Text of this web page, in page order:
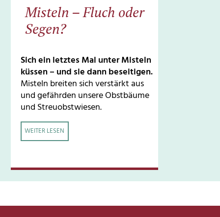
Misteln – Fluch oder
Segen?
Sich ein letztes Mal unter Misteln
küssen – und sie dann beseitigen.
Misteln breiten sich verstärkt aus
und gefährden unsere Obstbäume
und Streuobstwiesen.
WEITER LESEN